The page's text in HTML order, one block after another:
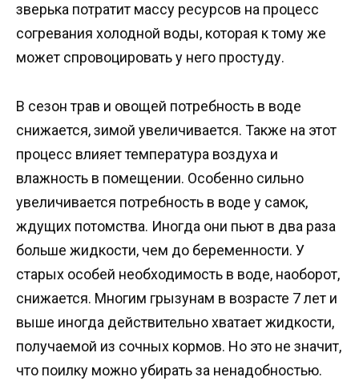
зверька потратит массу ресурсов на процесс
согревания холодной воды, которая к тому же
может спровоцировать у него простуду.
В сезон трав и овощей потребность в воде
снижается, зимой увеличивается. Также на этот
процесс влияет температура воздуха и
влажность в помещении. Особенно сильно
увеличивается потребность в воде у самок,
ждущих потомства. Иногда они пьют в два раза
больше жидкости, чем до беременности. У
старых особей необходимость в воде, наоборот,
снижается. Многим грызунам в возрасте 7 лет и
выше иногда действительно хватает жидкости,
получаемой из сочных кормов. Но это не значит,
что поилку можно убирать за ненадобностью.